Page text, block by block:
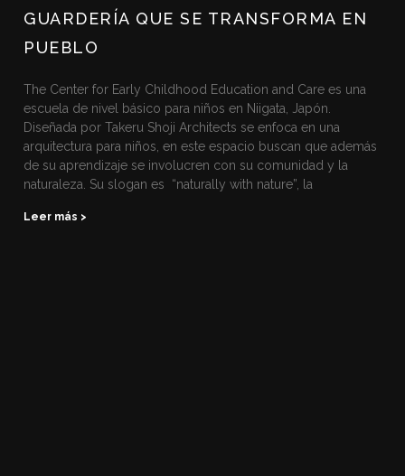
GUARDERÍA QUE SE TRANSFORMA EN
PUEBLO
The Center for Early Childhood Education and Care es una
escuela de nivel básico para niños en Niigata, Japón.
Diseñada por Takeru Shoji Architects se enfoca en una
arquitectura para niños, en este espacio buscan que además
de su aprendizaje se involucren con su comunidad y la
naturaleza. Su slogan es “naturally with nature”, la
Leer más >